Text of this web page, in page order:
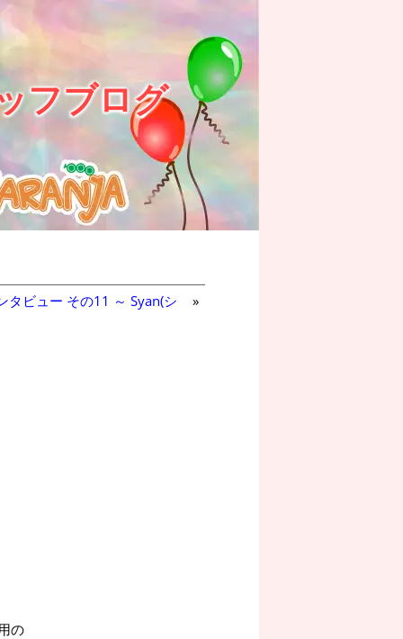
フブログ
タビュー その11 ～ Syan(シ »
の